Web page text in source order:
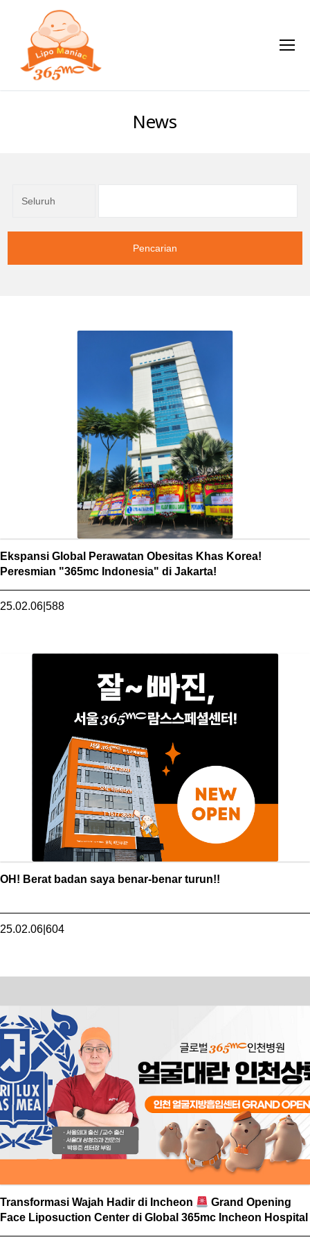
News
Pencarian
Ekspansi Global Perawatan Obesitas Khas Korea!
Peresmian "365mc Indonesia" di Jakarta!
25.02.06 588
OH! Berat badan saya benar-benar turun!!
25.02.06 604
Transformasi Wajah Hadir di Incheon
Grand Opening
Face Liposuction Center di Global 365mc Incheon Hospital